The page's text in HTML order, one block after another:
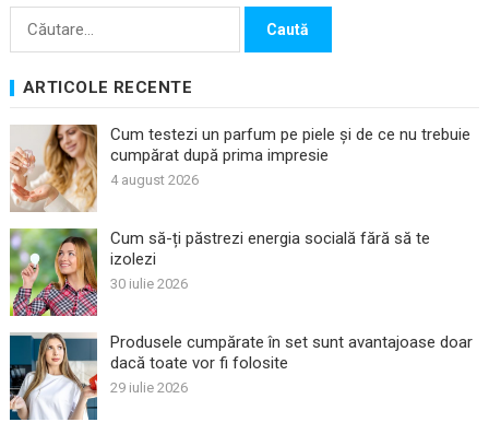
ARTICOLE RECENTE
Cum testezi un parfum pe piele și de ce nu trebuie
cumpărat după prima impresie
4 august 2026
Cum să-ți păstrezi energia socială fără să te
izolezi
30 iulie 2026
Produsele cumpărate în set sunt avantajoase doar
dacă toate vor fi folosite
29 iulie 2026